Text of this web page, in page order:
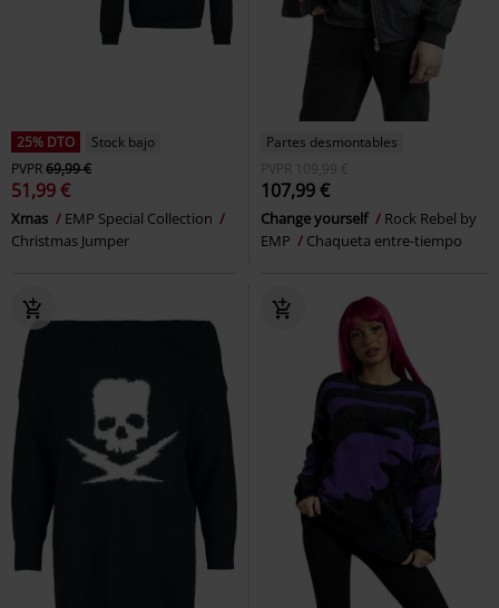
25% DTO
Stock bajo
PVPR69,99 €
51,99 €
Xmas
EMP Special Collection
Christmas Jumper
Partes desmontables
PVPR 109,99 €
107,99 €
Change yourself
Rock Rebel by
EMP
Chaqueta entre-tiempo